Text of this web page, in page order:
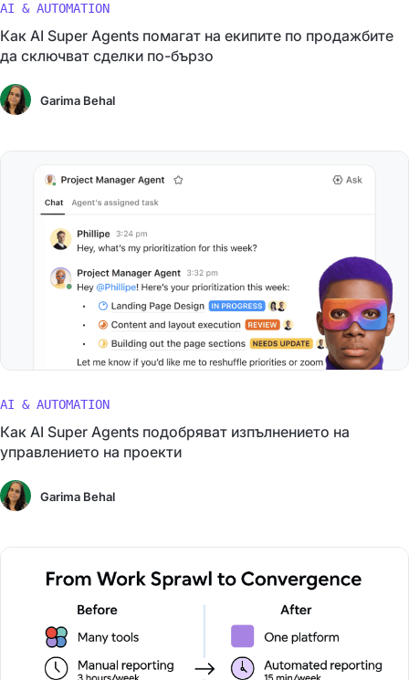
AI & AUTOMATION
Как AI Super Agents помагат на екипите по продажбите
да сключват сделки по-бързо
Garima Behal
AI & AUTOMATION
Как AI Super Agents подобряват изпълнението на
управлението на проекти
Garima Behal